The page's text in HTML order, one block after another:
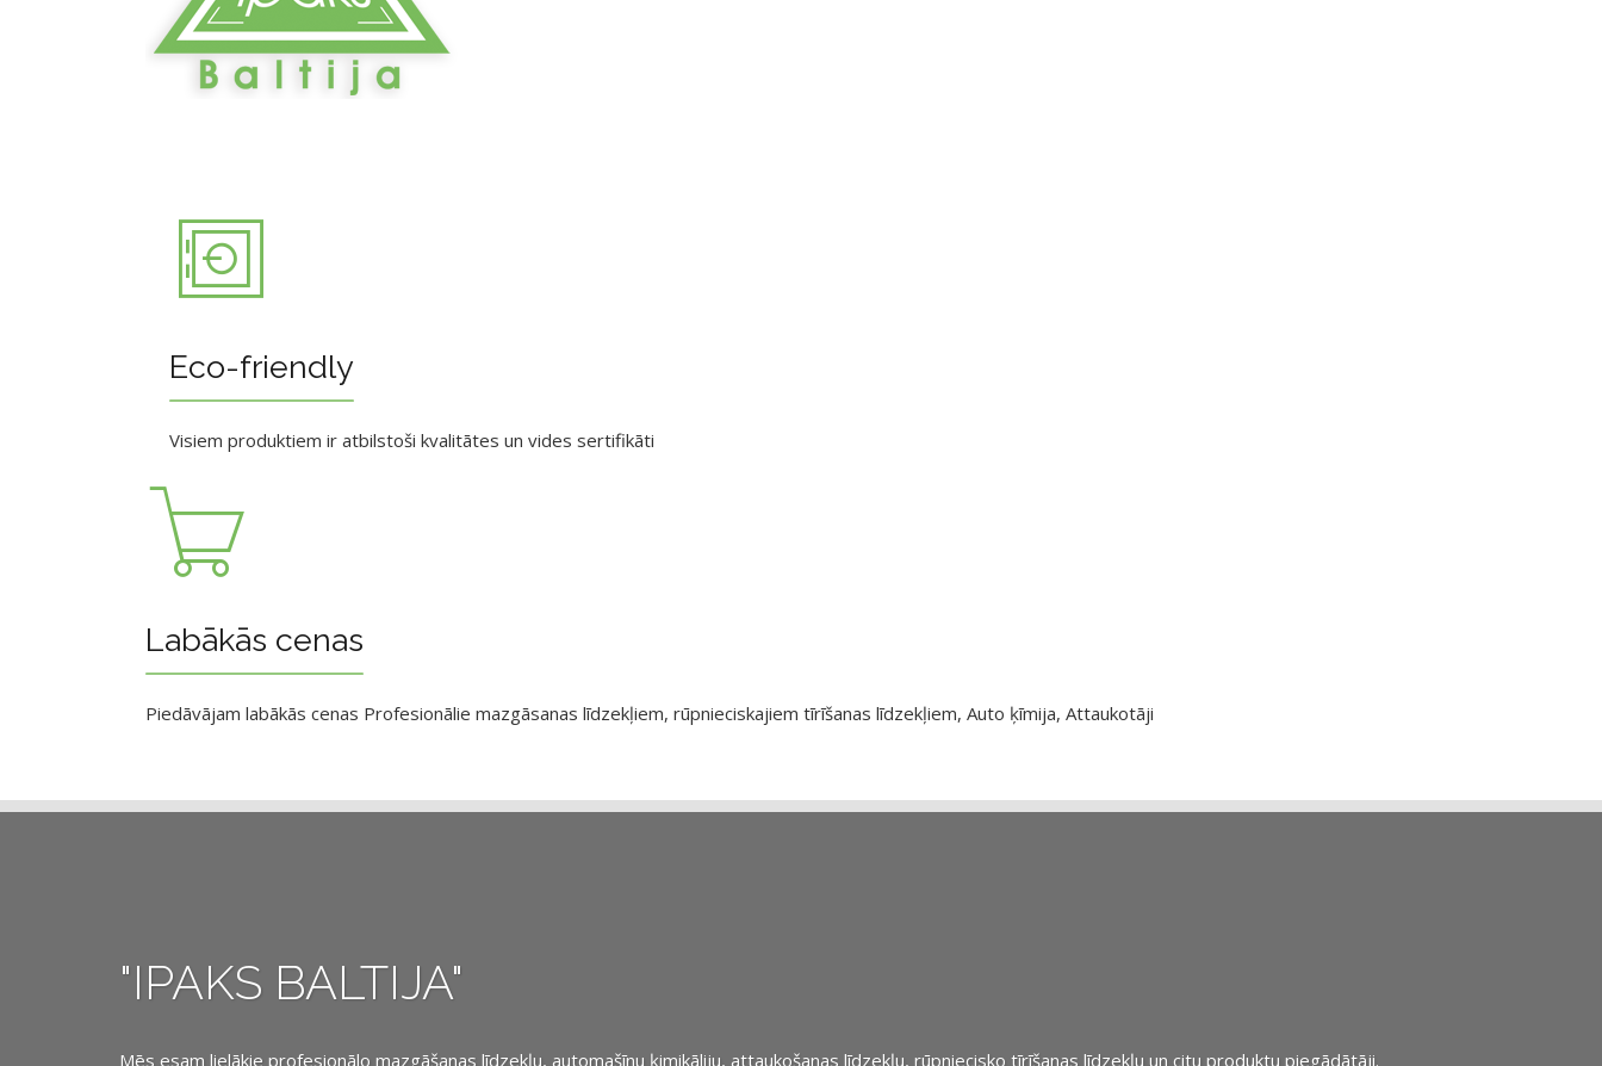
Eco-friendly
Visiem produktiem ir atbilstoši kvalitātes un vides sertifikāti
Labākās cenas
Piedāvājam labākās cenas Profesionālie mazgāsanas līdzekļiem, rūpnieciskajiem tīrīšanas līdzekļiem, Auto ķīmija, Attaukotāji
"IPAKS BALTIJA"
Mēs esam lielākie profesionālo mazgāšanas līdzekļu, automašīnu ķimikāliju, attaukošanas līdzekļu, rūpniecisko tīrīšanas līdzekļu un citu produktu piegādātāji.